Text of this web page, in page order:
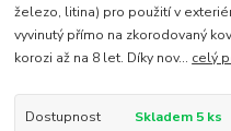
železo, litina) pro použití v
vyvinutý přímo na zkorodovaný
korozi až na 8 let. Díky nov... celý
Dostupnost
Skladem 5 ks